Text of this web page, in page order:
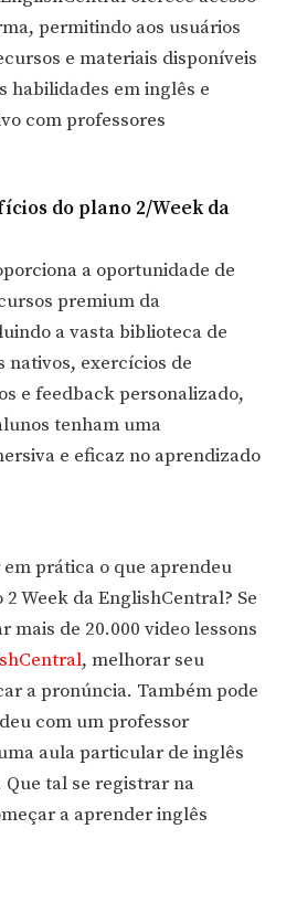
permitindo aos usuários
e materiais disponíveis
habilidades em inglês e
com professores
do plano 2/Week da
a oportunidade de
premium da
a vasta biblioteca de
nativos, exercícios de
e feedback personalizado,
tenham uma
e eficaz no aprendizado
prática o que aprendeu
Week da EnglishCentral? Se
mais de 20.000 video lessons
, melhorar seu
a pronúncia. Também pode
com um professor
aula particular de inglês
tal se registrar na
a aprender inglês